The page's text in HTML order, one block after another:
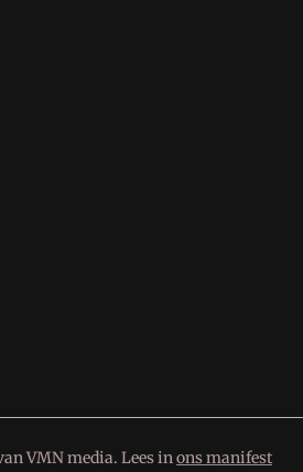
VMN media. Lees inons manifest